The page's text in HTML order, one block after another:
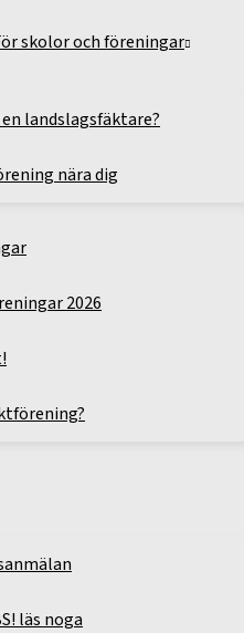
skolor och föreningar
en landslagsfäktare?
nära dig
2026
läs noga